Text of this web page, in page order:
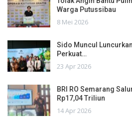
Warga Putussibau
8 Mei 2026
Sido Muncul
Perkuat…
23 Apr 2026
BRI RO Semarang
Rp17,04 Triliun
14 Apr 2026